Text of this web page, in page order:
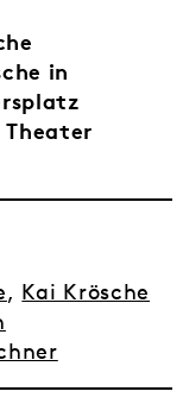
in
, Kai Krösche